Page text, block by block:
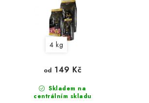
4 kg
Skladem na
centrálním skladu
od 149 Kč